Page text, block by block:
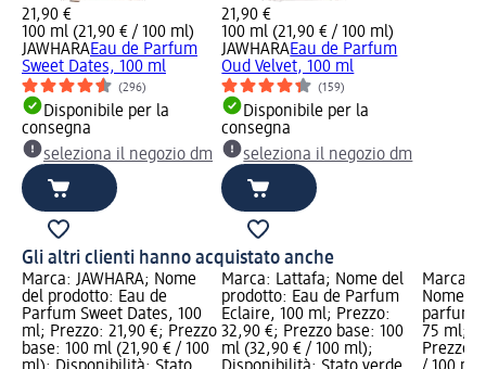
21,90 €
100 ml (21,90 € / 100 ml)
JAWHARAEau de Parfum
Sweet Dates, 100 ml
(296)
Disponibile per la
consegna
seleziona il negozio dm
21,90 €
100 ml (21,90 € / 100 ml)
JAWHARAEau de Parfum
Oud Velvet, 100 ml
(159)
Disponibile per la
consegna
seleziona il negozio dm
Gli altri clienti hanno acquistato anche
Marca: JAWHARA; Nome
del prodotto: Eau de
Parfum Sweet Dates, 100
ml; Prezzo: 21,90 €; Prezzo
base: 100 ml (21,90 € / 100
Marca: Lattafa; Nome del
prodotto: Eau de Parfum
Eclaire, 100 ml; Prezzo:
32,90 €; Prezzo base: 100
ml (32,90 € / 100 ml);
Marca:
Nome
parfum
75 ml;
Prezzo